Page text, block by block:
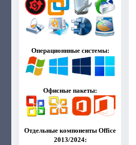
Операционнные системы:
Офисные пакеты:
Отдельные компоненты Office
2013/2024: